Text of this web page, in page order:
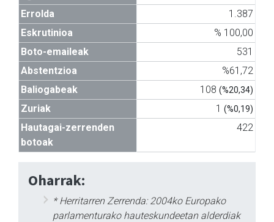
Errolda
1.387
Eskrutinioa
% 100,00
Boto-emaileak
531
Abstentzioa
%61,72
Baliogabeak
108 (%20,34)
Zuriak 1 (%0,19)
Hautagai-zerrenden
botoak
422
Oharrak:
* Herritarren Zerrenda: 2004ko Europako
parlamenturako hauteskundeetan alderdiak